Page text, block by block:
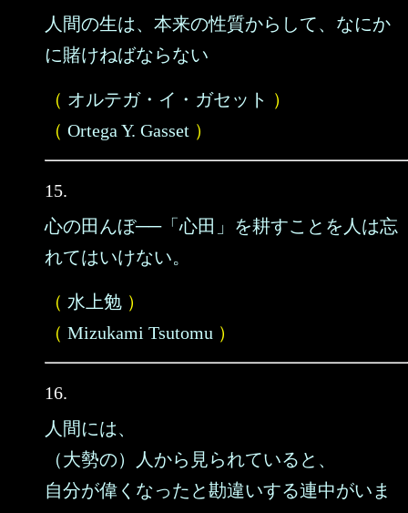
人間の生は、本来の性質からして、なにか
に賭けねばならない
（ オルテガ・イ・ガセット ）
（ Ortega Y. Gasset ）
15.
心の田んぼ──「心田」を耕すことを人は忘
れてはいけない。
（ 水上勉 ）
（ Mizukami Tsutomu ）
16.
人間には、
（大勢の）人から見られていると、
自分が偉くなったと勘違いする連中がいま